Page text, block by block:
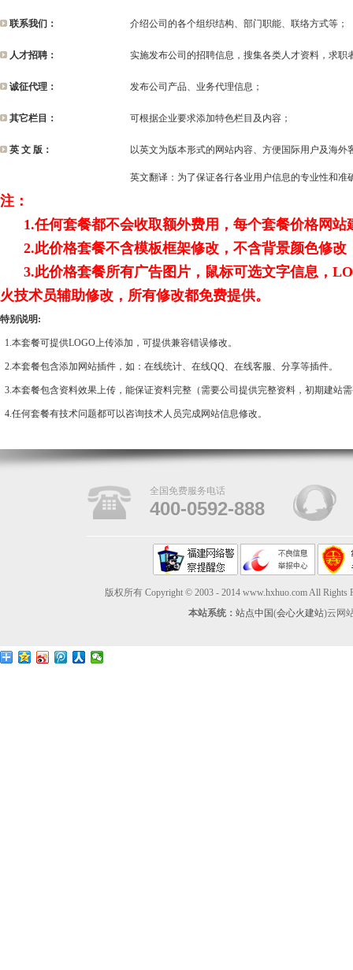
联系我们： 介绍公司的各个组织结构、部门职能、联络方式等；
人才招聘： 实施发布公司的招聘信息，搜集各类人才资料，求职
诚征代理： 发布公司产品、业务代理信息；
其它栏目： 可根据企业要求添加特色栏目及内容；
英 文 版： 以英文为版本形式的网站内容、方便国际用户及海
英文翻译：为了保证各行各业用户信息的专业性和
注：
1.任何套餐都不会收取额外费用，每个套餐价格网站
2.此价格套餐不含模板框架修改，不含背景颜色修
3.此价格套餐所有广告图片，鼠标可选文字信息，
火技术员辅助修改，所有修改都免费提供。
特别说明:
1.本套餐可提供LOGO上传添加，可提供兼容错误修改。
2.本套餐包含添加网站插件，如：在线统计、 在线QQ、在线客服、分享等插件。
3.本套餐包含资料效果上传，能保证资料完整（需要公司提供完整资料，初期建
4.任何套餐有技术问题都可以咨询技术人员完成网站信息修改。
全国免费服务电话
400-0592-888
版权所有 Copyright © 2003 - 2014 www.hxhuo.com All
本站系统：站点中国(会心火建站)云网